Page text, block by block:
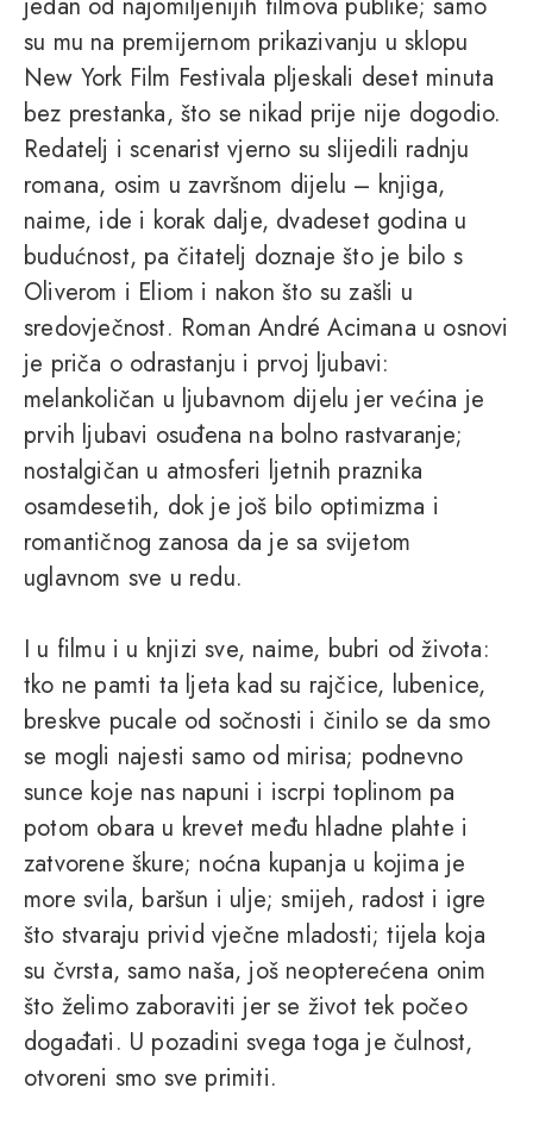
su mu na premijernom prikazivanju u sklopu
New York Film Festivala pljeskali deset minuta
bez prestanka, što se nikad prije nije dogodio.
Redatelj i scenarist vjerno su slijedili radnju
romana, osim u završnom dijelu – knjiga,
naime, ide i korak dalje, dvadeset godina u
budućnost, pa čitatelj doznaje što je bilo s
Oliverom i Eliom i nakon što su zašli u
sredovječnost. Roman André Acimana u osnovi
je priča o odrastanju i prvoj ljubavi:
melankoličan u ljubavnom dijelu jer većina je
prvih ljubavi osuđena na bolno rastvaranje;
nostalgičan u atmosferi ljetnih praznika
osamdesetih, dok je još bilo optimizma i
romantičnog zanosa da je sa svijetom
uglavnom sve u redu.
I u filmu i u knjizi sve, naime, bubri od života:
tko ne pamti ta ljeta kad su rajčice, lubenice,
breskve pucale od sočnosti i činilo se da smo
se mogli najesti samo od mirisa; podnevno
sunce koje nas napuni i iscrpi toplinom pa
potom obara u krevet među hladne plahte i
zatvorene škure; noćna kupanja u kojima je
more svila, baršun i ulje; smijeh, radost i igre
što stvaraju privid vječne mladosti; tijela koja
su čvrsta, samo naša, još neopterećena onim
što želimo zaboraviti jer se život tek počeo
događati. U pozadini svega toga je čulnost,
otvoreni smo sve primiti.